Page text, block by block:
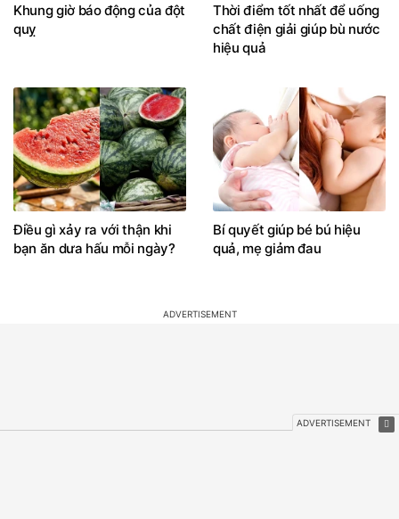
Khung giờ báo động của đột
quỵ
Thời điểm tốt nhất để uống
chất điện giải giúp bù nước
hiệu quả
Điều gì xảy ra với thận khi
bạn ăn dưa hấu mỗi ngày?
Bí quyết giúp bé bú hiệu
quả, mẹ giảm đau